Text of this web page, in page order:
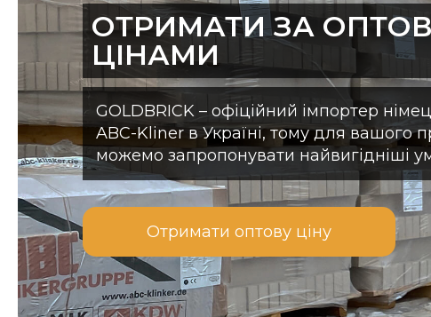
ОТРИМАТИ ЗА
ЦІНАМИ
GOLDBRICK – офіційний імпортер
ABC-Kliner в Україні, тому для вашого
можемо запропонувати найвигідніші
Отримати оптову ціну